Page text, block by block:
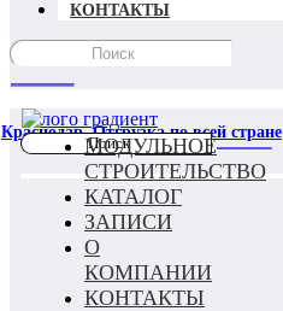
КОНТАКТЫ
Краснодар. Отгрузка по всей стране
МОДУЛЬНОЕ
СТРОИТЕЛЬСТВО
КАТАЛОГ
ЗАПИСИ
О
КОМПАНИИ
КОНТАКТЫ